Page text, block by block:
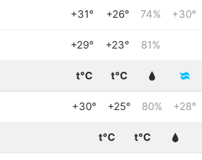
+31° +26° 74% +30°
+29° +23° 81%
t°C t°C
+30° +25° 80% +28°
t°C t°C